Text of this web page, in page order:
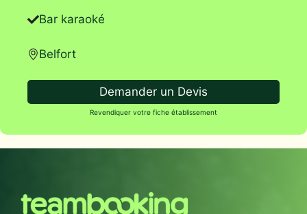
Bar karaoké
Belfort
Demander un Devis
Revendiquer votre fiche établissement